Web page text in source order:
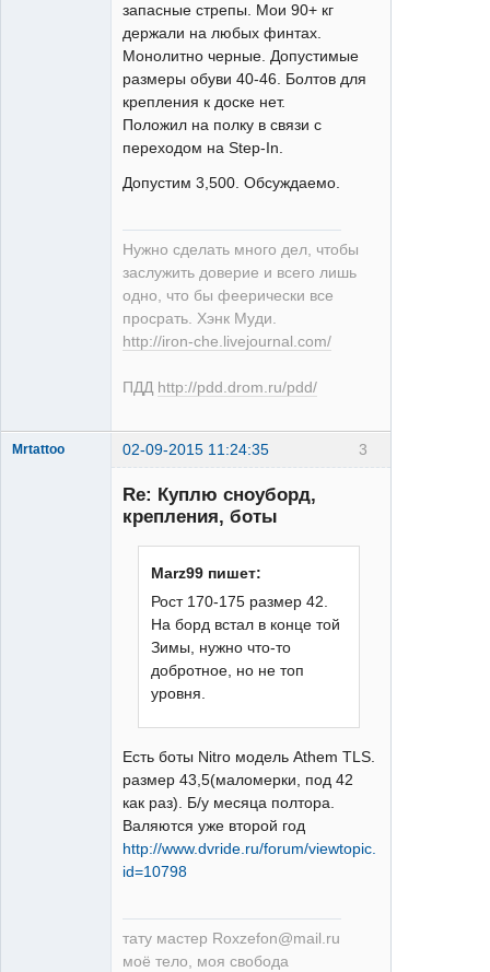
запасные стрепы. Мои 90+ кг
держали на любых финтах.
Монолитно черные. Допустимые
размеры обуви 40-46. Болтов для
крепления к доске нет.
Положил на полку в связи с
переходом на Step-In.
Допустим 3,500. Обсуждаемо.
Нужно сделать много дел, чтобы
заслужить доверие и всего лишь
одно, что бы феерически все
просрать. Хэнк Муди.
http://iron-che.livejournal.com/
ПДД http://pdd.drom.ru/pdd/
3
Mrtattoo 02-09-2015 11:24:35
Re: Куплю сноуборд,
крепления, боты
Marz99 пишет:
Рост 170-175 размер 42.
На борд встал в конце той
Зимы, нужно что-то
добротное, но не топ
уровня.
Есть боты Nitro модель Athem TLS.
размер 43,5(маломерки, под 42
как раз). Б/у месяца полтора.
Валяются уже второй год
http://www.dvride.ru/forum/viewtopic.php?
id=10798
тату мастер Roxzefon@mail.ru
моё тело, моя свобода